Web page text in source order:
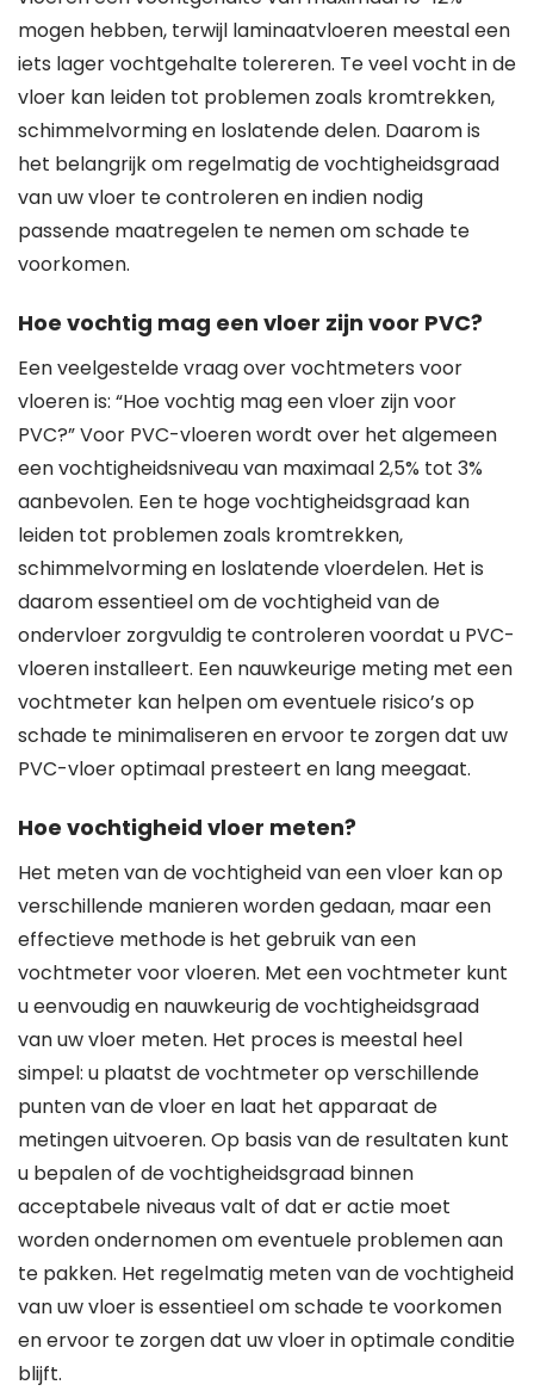
mogen hebben, terwijl laminaatvloeren meestal een
iets lager vochtgehalte tolereren. Te veel vocht in de
vloer kan leiden tot problemen zoals kromtrekken,
schimmelvorming en loslatende delen. Daarom is
het belangrijk om regelmatig de vochtigheidsgraad
van uw vloer te controleren en indien nodig
passende maatregelen te nemen om schade te
voorkomen.
Hoe vochtig mag een vloer zijn voor PVC?
Een veelgestelde vraag over vochtmeters voor
vloeren is: “Hoe vochtig mag een vloer zijn voor
PVC?” Voor PVC-vloeren wordt over het algemeen
een vochtigheidsniveau van maximaal 2,5% tot 3%
aanbevolen. Een te hoge vochtigheidsgraad kan
leiden tot problemen zoals kromtrekken,
schimmelvorming en loslatende vloerdelen. Het is
daarom essentieel om de vochtigheid van de
ondervloer zorgvuldig te controleren voordat u PVC-
vloeren installeert. Een nauwkeurige meting met een
vochtmeter kan helpen om eventuele risico’s op
schade te minimaliseren en ervoor te zorgen dat uw
PVC-vloer optimaal presteert en lang meegaat.
Hoe vochtigheid vloer meten?
Het meten van de vochtigheid van een vloer kan op
verschillende manieren worden gedaan, maar een
effectieve methode is het gebruik van een
vochtmeter voor vloeren. Met een vochtmeter kunt
u eenvoudig en nauwkeurig de vochtigheidsgraad
van uw vloer meten. Het proces is meestal heel
simpel: u plaatst de vochtmeter op verschillende
punten van de vloer en laat het apparaat de
metingen uitvoeren. Op basis van de resultaten kunt
u bepalen of de vochtigheidsgraad binnen
acceptabele niveaus valt of dat er actie moet
worden ondernomen om eventuele problemen aan
te pakken. Het regelmatig meten van de vochtigheid
van uw vloer is essentieel om schade te voorkomen
en ervoor te zorgen dat uw vloer in optimale conditie
blijft.